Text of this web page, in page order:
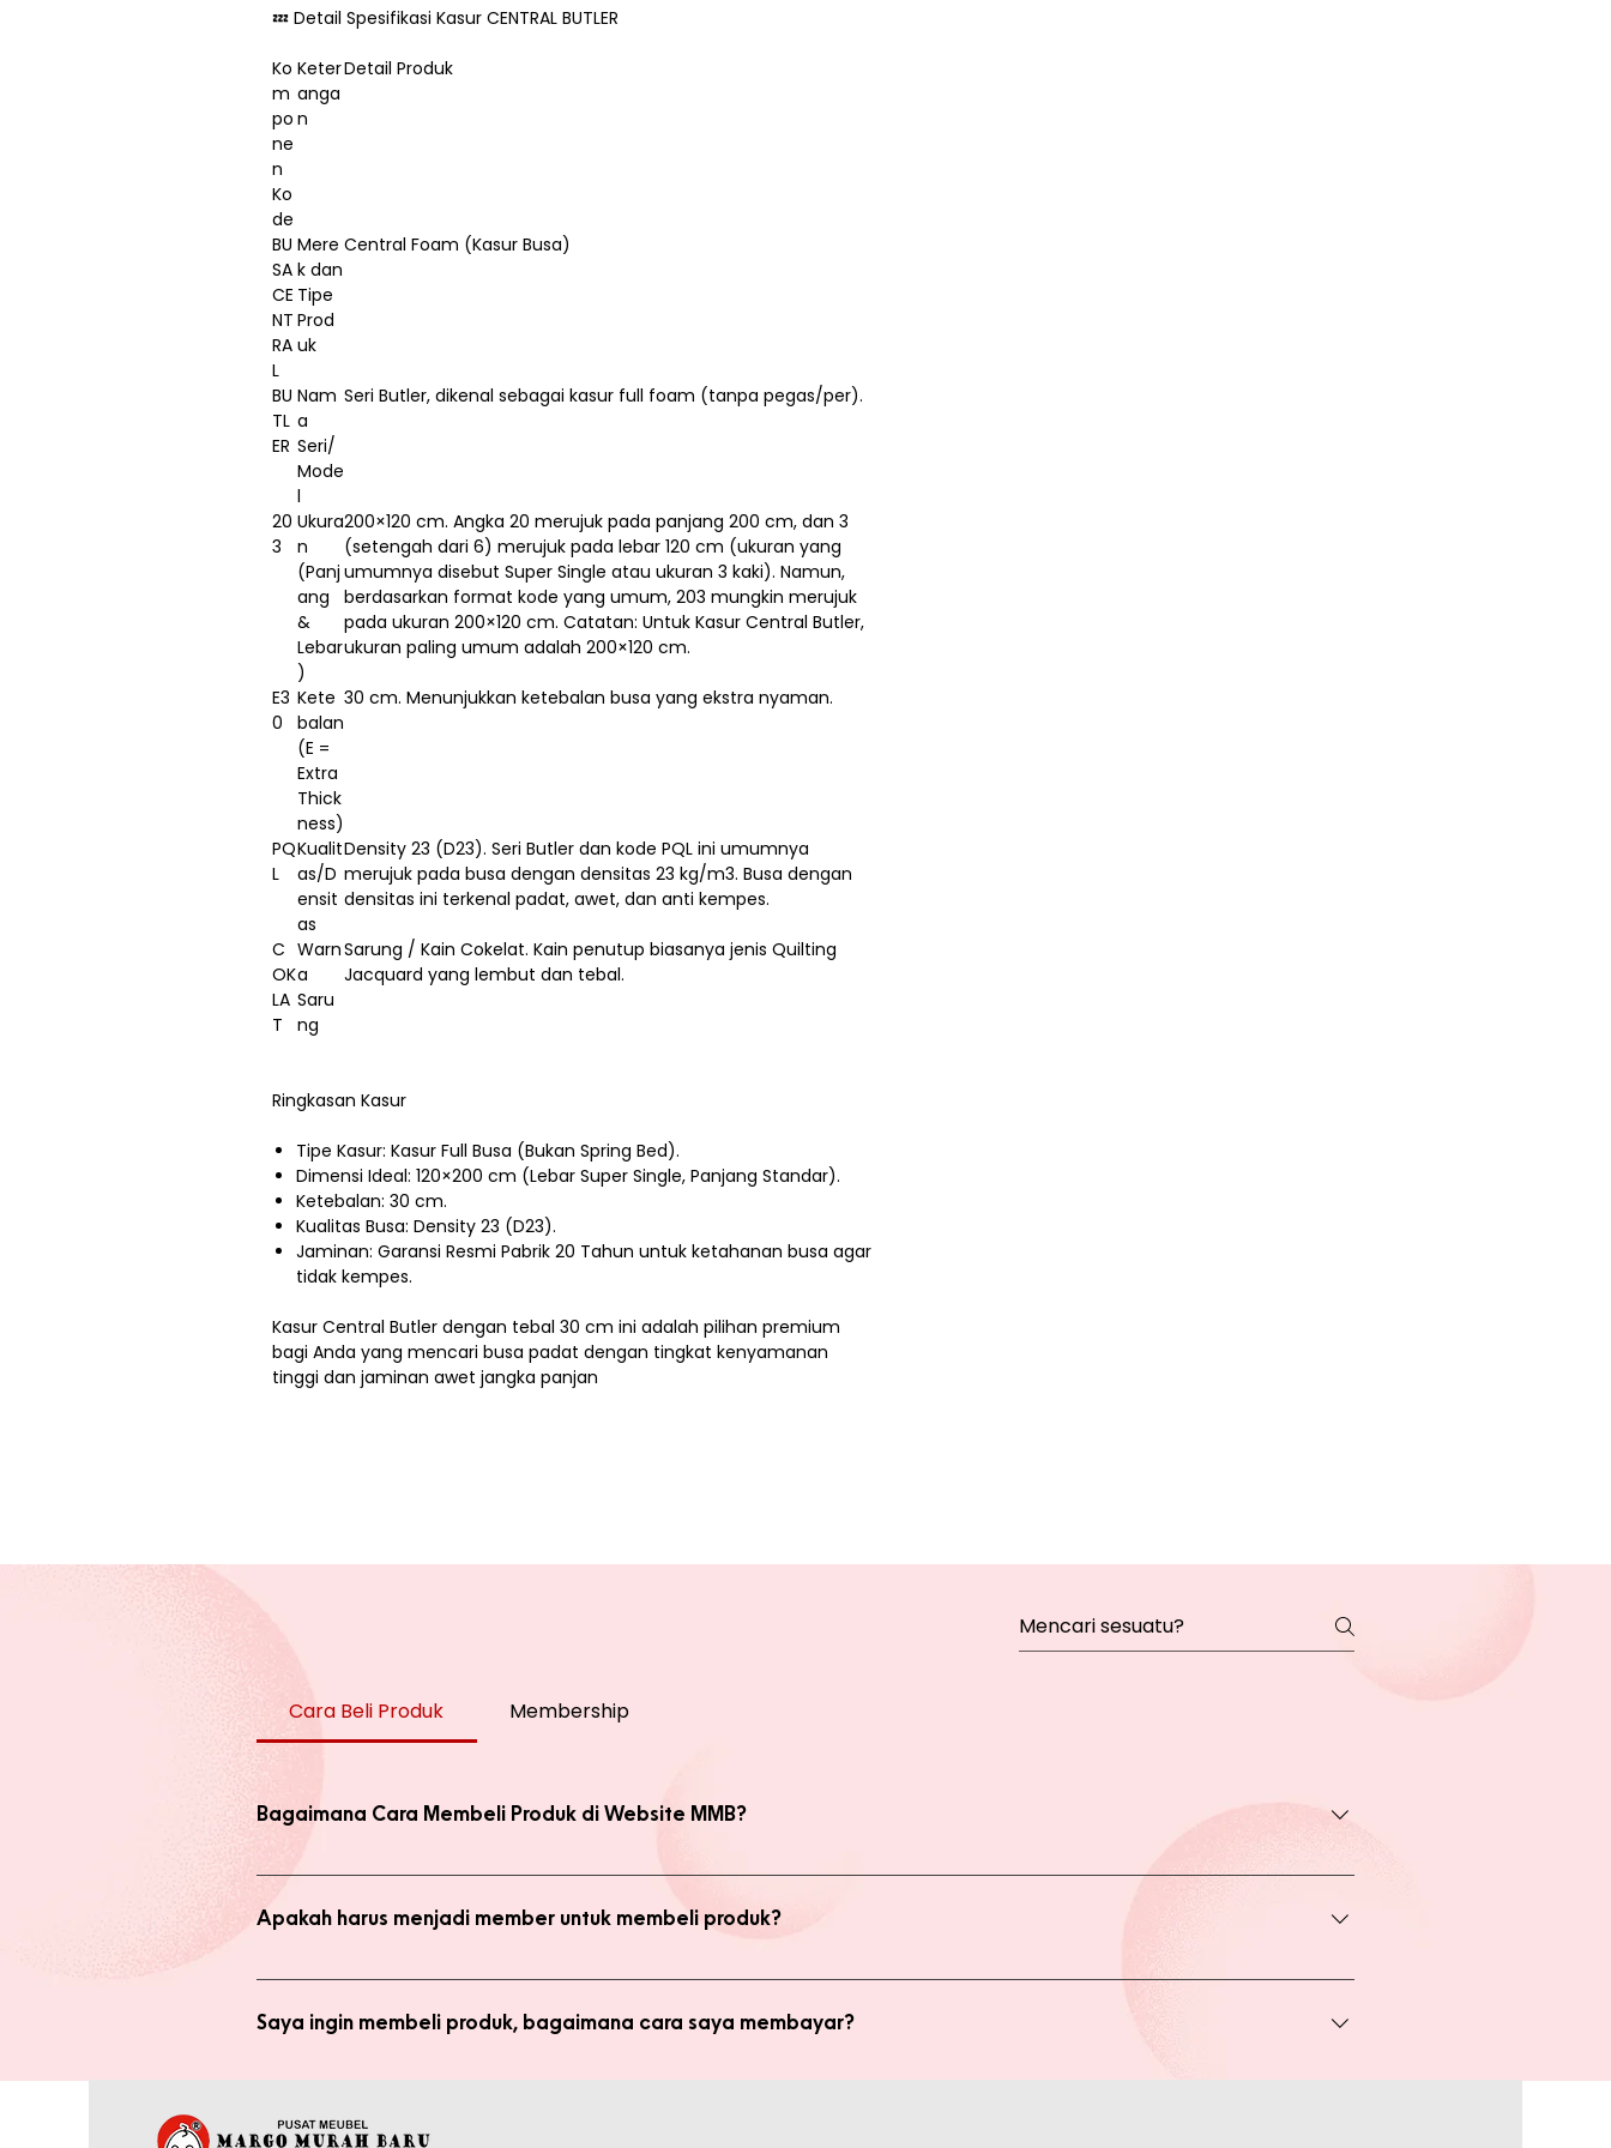
💤 Detail Spesifikasi Kasur CENTRAL BUTLER
Ko
m
po
ne
n
Ko
de
Keter
anga
n
Detail Produk
BU
SA
CE
NT
RA
L
Mere
k dan
Tipe
Prod
uk
Central Foam (Kasur Busa)
BU
TL
ER
Nam
a
Seri/
Mode
l
Seri Butler, dikenal sebagai kasur full foam (tanpa pegas/per).
20
3
Ukura
n
(Panj
ang
&
Lebar
)
200×120 cm. Angka 20 merujuk pada panjang 200 cm, dan 3
(setengah dari 6) merujuk pada lebar 120 cm (ukuran yang
umumnya disebut Super Single atau ukuran 3 kaki). Namun,
berdasarkan format kode yang umum, 203 mungkin merujuk
pada ukuran 200×120 cm. Catatan: Untuk Kasur Central Butler,
ukuran paling umum adalah 200×120 cm.
E3
0
Kete
balan
(E =
Extra
Thick
ness)
30 cm. Menunjukkan ketebalan busa yang ekstra nyaman.
PQ
L
Kualit
as/D
ensit
as
Density 23 (D23). Seri Butler dan kode PQL ini umumnya
merujuk pada busa dengan densitas 23 kg/m3. Busa dengan
densitas ini terkenal padat, awet, dan anti kempes.
C
OK
LA
T
Warn
a
Saru
ng
Sarung / Kain Cokelat. Kain penutup biasanya jenis Quilting
Jacquard yang lembut dan tebal.
Ringkasan Kasur
Tipe Kasur: Kasur Full Busa (Bukan Spring Bed).
Dimensi Ideal: 120×200 cm (Lebar Super Single, Panjang Standar).
Ketebalan: 30 cm.
Kualitas Busa: Density 23 (D23).
Jaminan: Garansi Resmi Pabrik 20 Tahun untuk ketahanan busa agar
tidak kempes.
Kasur Central Butler dengan tebal 30 cm ini adalah pilihan premium
bagi Anda yang mencari busa padat dengan tingkat kenyamanan
tinggi dan jaminan awet jangka panjan
Cara Beli Produk Membership
Bagaimana Cara Membeli Produk di Website MMB?
Ada 2 jenis produk yang ada di website, yaitu produk Member dan Non Member. Anda bisa melakukan transaksi pada halaman Produk
Apakah harus menjadi member untuk membeli produk?
Anda tidak perlu bergabung menjadi member untuk membeli produk MMB. Tetapi ada keuntungan yang bisa Anda dapatkan apabila
Saya ingin membeli produk, bagaimana cara saya membayar?
yang tertulis dan konfirmasikan kepada Admin.
Saya sudah jadi member tapi tidak bisa login ke Produk Member, apa yang harus saya lakukan?